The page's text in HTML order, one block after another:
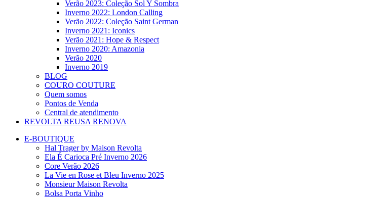
Verão 2023: Coleção Sol Y Sombra
Inverno 2022: London Calling
Verão 2022: Coleção Saint German
Inverno 2021: Iconics
Verão 2021: Hope & Respect
Inverno 2020: Amazonia
Verão 2020
Inverno 2019
BLOG
COURO COUTURE
Quem somos
Pontos de Venda
Central de atendimento
REVOLTA REUSA RENOVA
E-BOUTIQUE
Hal Trager by Maison Revolta
Ela É Carioca Pré Inverno 2026
Core Verão 2026
La Vie en Rose et Bleu Inverno 2025
Monsieur Maison Revolta
Bolsa Porta Vinho